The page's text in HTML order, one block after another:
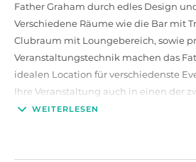
Father Graham durch edles Design
Verschiedene Räume wie die Bar mit
Clubraum mit Loungebereich, sowie
Veranstaltungstechnik machen das
idealen Location für verschiedenste
Ihre Veranstaltung auch in einen der
außen nicht einsehbaren Höfe
WEITERLESEN